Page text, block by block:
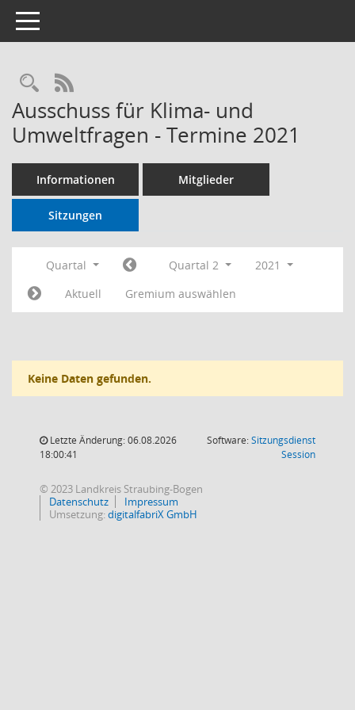
Toggle navigation
RSS-Feed
Ausschuss für Klima- und
Umweltfragen - Termine 2021
Informationen Mitglieder
Sitzungen
Quartal Quartal 2
2021
Aktuell
Gremium auswählen
Keine Daten gefunden.
Letzte Änderung: 06.08.2026
18:00:41
Software:Sitzungsdienst
Session(Wird in
© 2023 Landkreis Straubing-Bogen
Datenschutz
Impressum
Umsetzung:digitalfabriX GmbH